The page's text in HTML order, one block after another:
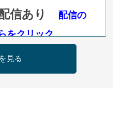
信あり配信の
をクリック
火）
見る